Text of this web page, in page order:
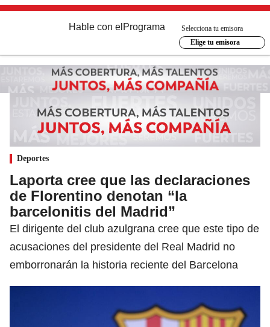
Hable con el Programa
Selecciona tu emisora
Elige tu emisora
Deportes
Laporta cree que las declaraciones
de Florentino denotan “la
barcelonitis del Madrid”
El dirigente del club azulgrana cree que este tipo de
acusaciones del presidente del Real Madrid no
emborronarán la historia reciente del Barcelona